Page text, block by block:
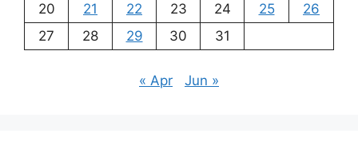
20
21 22 23 24 25
26
27
28 29 30 31
« Apr Jun »